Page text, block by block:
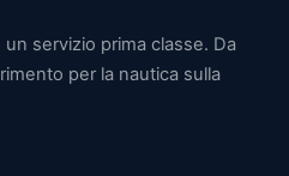
servizio prima classe. Da
per la nautica sulla